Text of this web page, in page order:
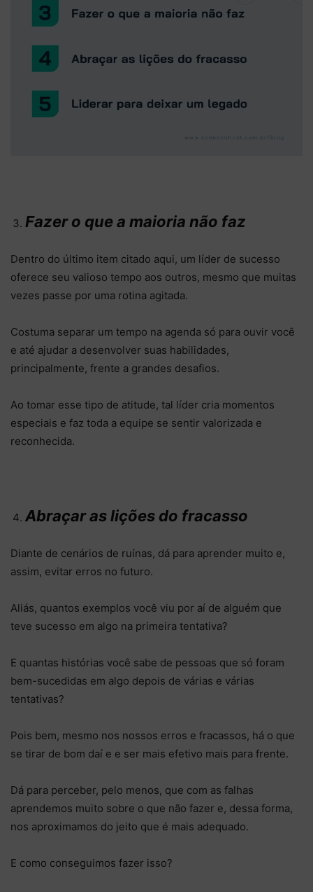
Fazer o que a maioria não faz
Dentro do último item citado aqui, um líder de sucesso
oferece seu valioso tempo aos outros, mesmo que muitas
vezes passe por uma rotina agitada.
Costuma separar um tempo na agenda só para ouvir você
e até ajudar a desenvolver suas habilidades,
principalmente, frente a grandes desafios.
Ao tomar esse tipo de atitude, tal líder cria momentos
especiais e faz toda a equipe se sentir valorizada e
reconhecida.
Abraçar as lições do fracasso
Diante de cenários de ruínas, dá para aprender muito e,
assim, evitar erros no futuro.
Aliás, quantos exemplos você viu por aí de alguém que
teve sucesso em algo na primeira tentativa?
E quantas histórias você sabe de pessoas que só foram
bem-sucedidas em algo depois de várias e várias
tentativas?
Pois bem, mesmo nos nossos erros e fracassos, há o que
se tirar de bom daí e e ser mais efetivo mais para frente.
Dá para perceber, pelo menos, que com as falhas
aprendemos muito sobre o que não fazer e, dessa forma,
nos aproximamos do jeito que é mais adequado.
E como conseguimos fazer isso?